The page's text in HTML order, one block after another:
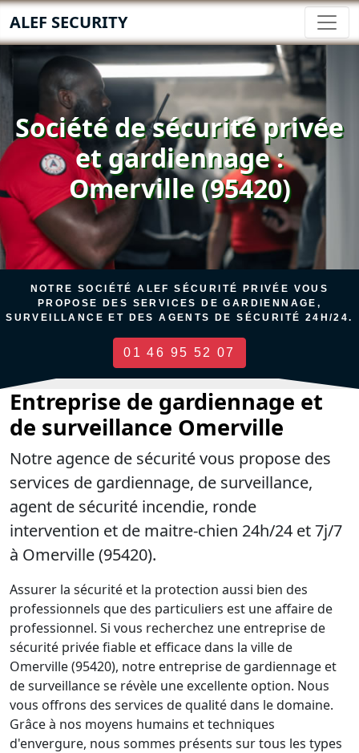
ALEF SECURITY
Société de sécurité privée
et gardiennage :
Omerville (95420)
NOTRE SOCIÉTÉ ALEF SÉCURITÉ PRIVÉE VOUS
PROPOSE DES SERVICES DE GARDIENNAGE,
SURVEILLANCE ET DES AGENTS DE SÉCURITÉ 24H/24.
01 46 95 52 07
Entreprise de gardiennage et
de surveillance Omerville
Notre agence de sécurité vous propose des
services de gardiennage, de surveillance,
agent de sécurité incendie, ronde
intervention et de maitre-chien 24h/24 et 7j/7
à Omerville (95420).
Assurer la sécurité et la protection aussi bien des
professionnels que des particuliers est une affaire de
professionnel. Si vous recherchez une entreprise de
sécurité privée fiable et efficace dans la ville de
Omerville (95420), notre entreprise de gardiennage et
de surveillance se révèle une excellente option. Nous
vous offrons des services de qualité dans le domaine.
Grâce à nos moyens humains et techniques
d'envergure, nous sommes présents sur tous les types